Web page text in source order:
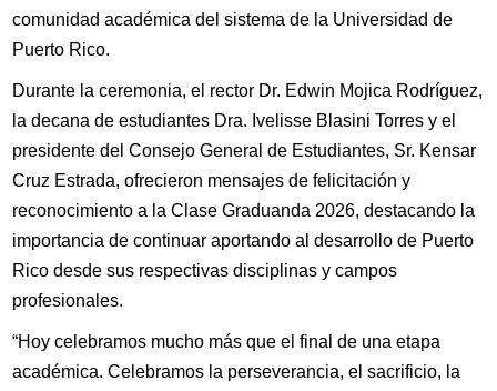
comunidad académica del sistema de la Universidad de
Puerto Rico.
Durante la ceremonia, el rector Dr. Edwin Mojica Rodríguez,
la decana de estudiantes Dra. Ivelisse Blasini Torres y el
presidente del Consejo General de Estudiantes, Sr. Kensar
Cruz Estrada, ofrecieron mensajes de felicitación y
reconocimiento a la Clase Graduanda 2026, destacando la
importancia de continuar aportando al desarrollo de Puerto
Rico desde sus respectivas disciplinas y campos
profesionales.
“Hoy celebramos mucho más que el final de una etapa
académica. Celebramos la perseverancia, el sacrificio, la